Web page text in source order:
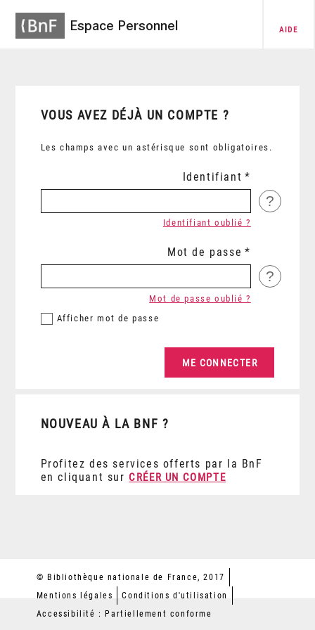
Espace Personnel AIDE
VOUS AVEZ DÉJÀ UN COMPTE ?
Les champs avec un astérisque sont obligatoires.
Identifiant
?
Identifiant oublié ?
Mot de passe
?
Afficher mot de passe
Mot de passe oublié ?
NOUVEAU À LA BNF ?
Profitez des services offerts par la BnF
en cliquant sur CRÉER UN COMPTE
© Bibliothèque nationale de France, 2017
Mentions légales
Conditions d'utilisation
Accessibilité : Partiellement conforme